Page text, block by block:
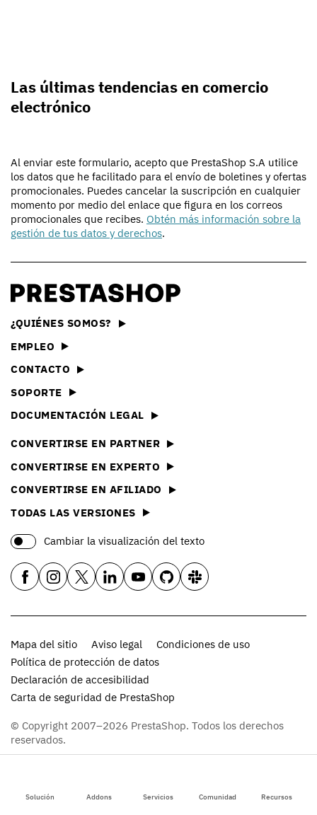
Solución Addons Servicios Comunidad Recursos
Las últimas tendencias en comercio
electrónico
Al enviar este formulario, acepto que PrestaShop S.A utilice
los datos que he facilitado para el envío de boletines y ofertas
promocionales. Puedes cancelar la suscripción en cualquier
momento por medio del enlace que figura en los correos
promocionales que recibes. Obtén más información sobre la
gestión de tus datos y derechos.
¿QUIÉNES SOMOS?
EMPLEO
CONTACTO
SOPORTE
DOCUMENTACIÓN LEGAL
CONVERTIRSE EN PARTNER
CONVERTIRSE EN EXPERTO
CONVERTIRSE EN AFILIADO
TODAS LAS VERSIONES
Cambiar la visualización del texto
Mapa del sitio Aviso legal
Condiciones de uso
Política de protección de datos
Declaración de accesibilidad
Carta de seguridad de PrestaShop
© Copyright 2007–2026 PrestaShop. Todos los derechos
reservados.